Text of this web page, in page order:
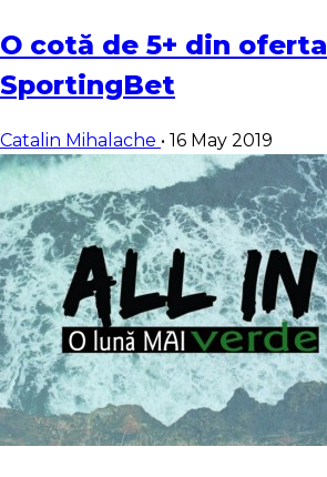
O cotă de 5+ din oferta
SportingBet
Catalin Mihalache • 16 May 2019